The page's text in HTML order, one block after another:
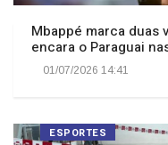
Mbappé marca duas
encara o Paraguai
01/07/2026 14:41
ESPORTES